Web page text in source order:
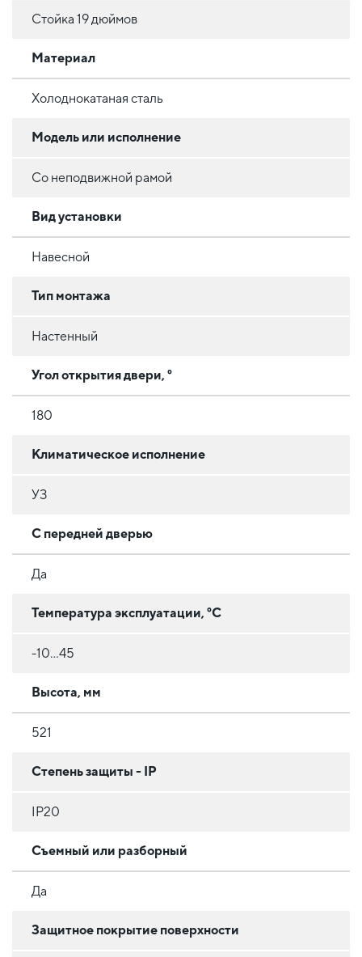
Стойка 19 дюймов
Материал
Холоднокатаная сталь
Модель или исполнение
Со неподвижной рамой
Вид установки
Навесной
Тип монтажа
Настенный
Угол открытия двери, °
180
Климатическое исполнение
УЗ
С передней дверью
Да
Температура эксплуатации, °C
-10...45
Высота, мм
521
Степень защиты - IP
IP20
Съемный или разборный
Да
Защитное покрытие поверхности